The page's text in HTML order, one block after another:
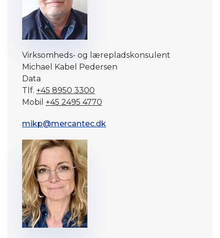
Virksomheds- og lærepladskonsulent
Michael Kabel Pedersen
Data
Tlf. +45 8950 3300
Mobil +45 2495 4770
mikp@mercantec.dk